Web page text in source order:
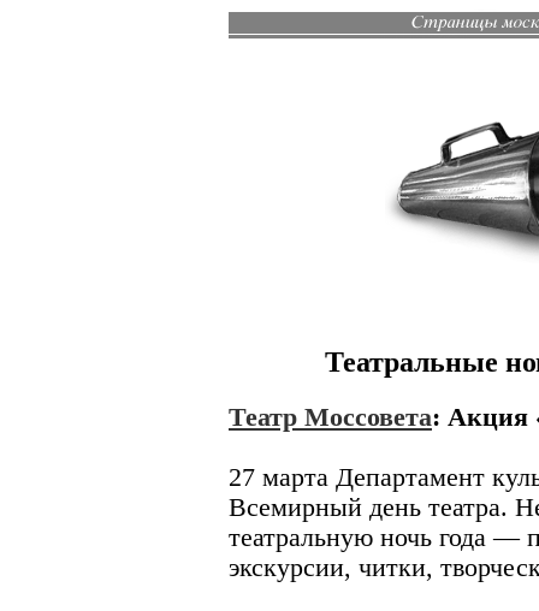
Театральные
Театр Моссовета: Акция
27 марта Департамент
Всемирный день театра.
театральную ночь года —
экскурсии, читки,